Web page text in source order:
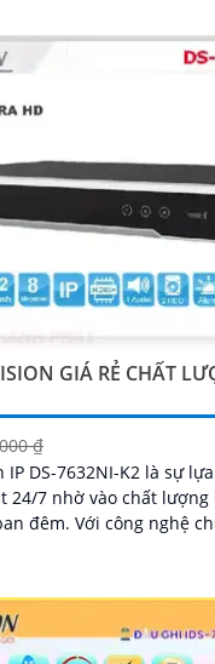
GIÁ RẺ CHẤT
₫
DS-7632NI-K2 là sự
24/7 nhờ vào chất
chuyên dụng và